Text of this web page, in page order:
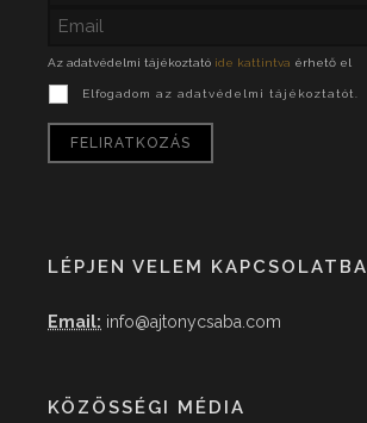
Az adatvédelmi tájékoztató ide kattintva érhető el
Elfogadom az adatvédelmi tájékoztatót.
LÉPJEN VELEM KAPCSOLATBA
Email: info@ajtonycsaba.com
KÖZÖSSÉGI MÉDIA